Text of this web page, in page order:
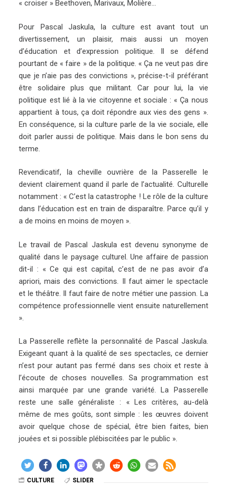
« croiser » Beethoven, Marivaux, Molière…
Pour Pascal Jaskula, la culture est avant tout un
divertissement, un plaisir, mais aussi un moyen
d’éducation et d’expression politique. Il se défend
pourtant de « faire » de la politique. « Ça ne veut pas dire
que je n’aie pas des convictions », précise-t-il préférant
être solidaire plus que militant. Car pour lui, la vie
politique est lié à la vie citoyenne et sociale : « Ça nous
appartient à tous, ça doit répondre aux vies des gens ».
En conséquence, si la culture parle de la vie sociale, elle
doit parler aussi de politique. Mais dans le bon sens du
terme.
Revendicatif, la cheville ouvrière de la Passerelle le
devient clairement quand il parle de l’actualité. Culturelle
notamment : « C’est la catastrophe ! Le rôle de la culture
dans l’éducation est en train de disparaître. Parce qu’il y
a de moins en moins de moyen ».
Le travail de Pascal Jaskula est devenu synonyme de
qualité dans le paysage culturel. Une affaire de passion
dit-il : « Ce qui est capital, c’est de ne pas avoir d’a
apriori, mais des convictions. Il faut aimer le spectacle
et le théâtre. Il faut faire de notre métier une passion. La
compétence professionnelle vient ensuite naturellement
».
La Passerelle reflète la personnalité de Pascal Jaskula.
Exigeant quant à la qualité de ses spectacles, ce dernier
n’est pour autant pas fermé dans ses choix et reste à
l’écoute de choses nouvelles. Sa programmation est
ainsi marquée par une grande variété. La Passerelle
reste une salle généraliste : « Les critères, au-delà
même de mes goûts, sont simple : les œuvres doivent
avoir quelque chose de spécial, être bien faites, bien
jouées et si possible plébiscitées par le public ».
CULTURE SLIDER